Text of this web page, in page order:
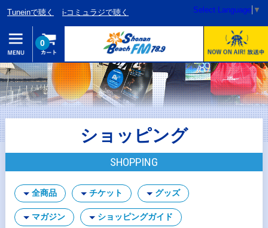
Tuneinで聴く i-コミュラジで聴く Select Language ▼
0
ショッピング
SHOPPING
全商品 チケット グッズ
マガジン ショッピングガイド